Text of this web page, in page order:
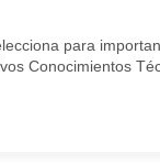
para
Conocimientos